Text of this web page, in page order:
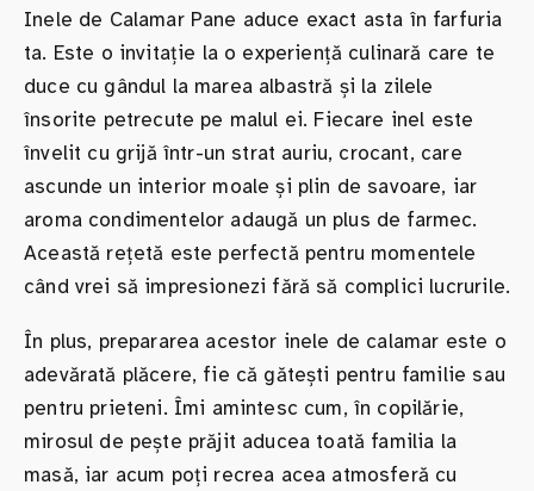
Inele de Calamar Pane aduce exact asta în farfuria
ta. Este o invitație la o experiență culinară care te
duce cu gândul la marea albastră și la zilele
însorite petrecute pe malul ei. Fiecare inel este
învelit cu grijă într-un strat auriu, crocant, care
ascunde un interior moale și plin de savoare, iar
aroma condimentelor adaugă un plus de farmec.
Această rețetă este perfectă pentru momentele
când vrei să impresionezi fără să complici lucrurile.
În plus, prepararea acestor inele de calamar este o
adevărată plăcere, fie că gătești pentru familie sau
pentru prieteni. Îmi amintesc cum, în copilărie,
mirosul de pește prăjit aducea toată familia la
masă, iar acum poți recrea acea atmosferă cu